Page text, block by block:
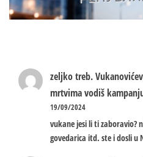
zeljko treb.
mrtvima vodiš
19/09/2024
vukane jesi li ti zaboravio?
govedarica itd. ste i dosli